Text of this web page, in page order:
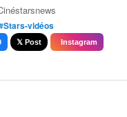
vidéos
𝕏 Post Instagram